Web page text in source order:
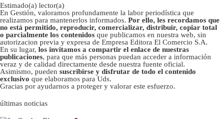
Estimado(a) lector(a)
En Gestión, valoramos profundamente la labor periodística que
realizamos para mantenerlos informados. Por ello, les recordamos que
no está permitido, reproducir, comercializar, distribuir, copiar total
o parcialmente los contenidos que publicamos en nuestra web, sin
autorizacion previa y expresa de Empresa Editora El Comercio S.A.
En su lugar, los invitamos a compartir el enlace de nuestras
publicaciones, para que más personas puedan acceder a información
veraz y de calidad directamente desde nuestra fuente oficial.
Asimismo, pueden suscribirse y disfrutar de todo el contenido
exclusivo que elaboramos para Uds.
Gracias por ayudarnos a proteger y valorar este esfuerzo.
últimas noticias